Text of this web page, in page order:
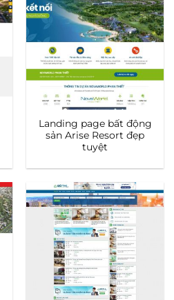
Landing page bất động
sản Arise Resort đẹp
tuyệt